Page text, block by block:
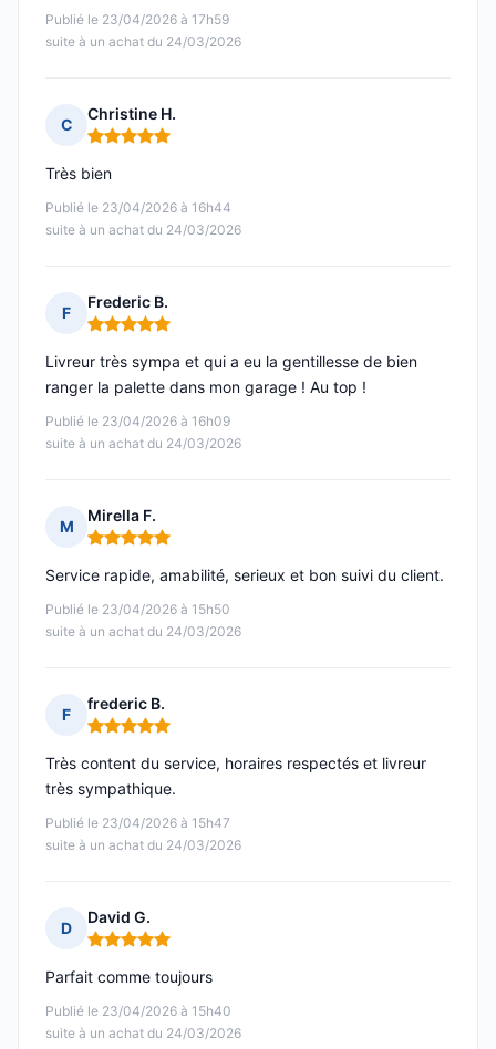
Publié le 23/04/2026 à 17h59
suite à un achat du 24/03/2026
C
Christine H.
Note : 5 sur 5
Publié le 23/04/2026 à 16h44
suite à un achat du 24/03/2026
Très bien
F
Frederic B.
Note : 5 sur 5
Publié le 23/04/2026 à 16h09
suite à un achat du 24/03/2026
Livreur très sympa et qui a eu la gentillesse de bien
ranger la palette dans mon garage ! Au top !
M
Mirella F.
Note : 5 sur 5
Publié le 23/04/2026 à 15h50
suite à un achat du 24/03/2026
Service rapide, amabilité, serieux et bon suivi du client.
F
frederic B.
Note : 5 sur 5
Publié le 23/04/2026 à 15h47
suite à un achat du 24/03/2026
Très content du service, horaires respectés et livreur
très sympathique.
D
David G.
Note : 5 sur 5
Publié le 23/04/2026 à 15h40
suite à un achat du 24/03/2026
Parfait comme toujours